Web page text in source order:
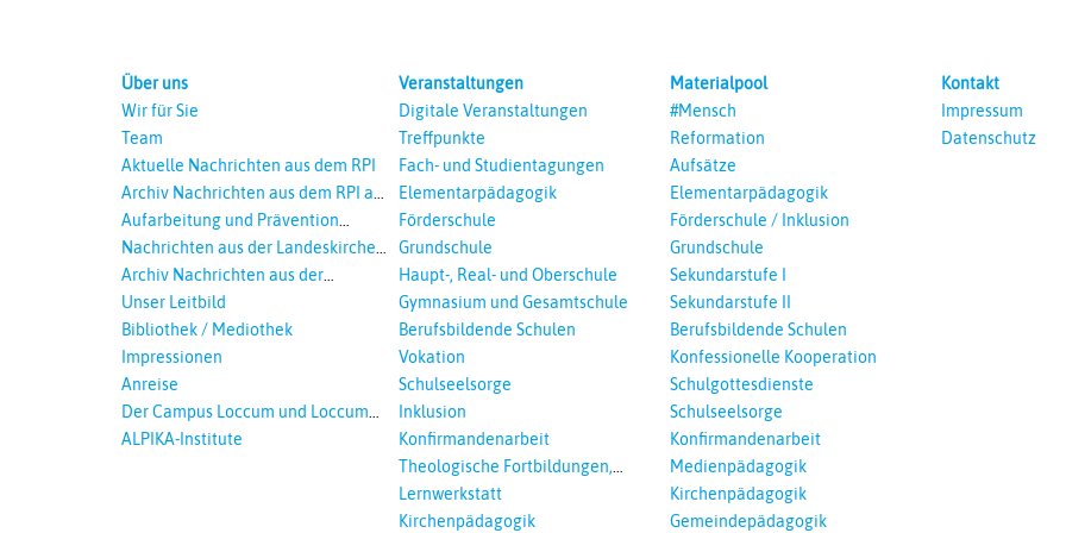
Über uns
Wir für Sie
Team
Aktuelle Nachrichten aus dem RPI
Archiv Nachrichten aus dem RPI ab
2018
Aufarbeitung und Prävention
sexualisierte Gewalt - Landeskirche
Nachrichten aus der Landeskirche
Hannovers
Archiv Nachrichten aus der
Landeskirche in Auswahl
Unser Leitbild
Bibliothek / Mediothek
Impressionen
Anreise
Der Campus Loccum und Loccumer
Einrichtungen
ALPIKA-Institute
Veranstaltungen
Digitale Veranstaltungen
Treffpunkte
Fach- und Studientagungen
Elementarpädagogik
Förderschule
Grundschule
Haupt-, Real- und Oberschule
Gymnasium und Gesamtschule
Berufsbildende Schulen
Vokation
Schulseelsorge
Inklusion
Konfirmandenarbeit
Theologische Fortbildungen,
Ökumenisches und Interreligöses
Lernwerkstatt
Kirchenpädagogik
Materialpool
#Mensch
Reformation
Aufsätze
Elementarpädagogik
Förderschule / Inklusion
Grundschule
Sekundarstufe I
Sekundarstufe II
Berufsbildende Schulen
Konfessionelle Kooperation
Schulgottesdienste
Schulseelsorge
Konfirmandenarbeit
Medienpädagogik
Kirchenpädagogik
Gemeindepädagogik
Kontakt
Impressum
Datenschutz